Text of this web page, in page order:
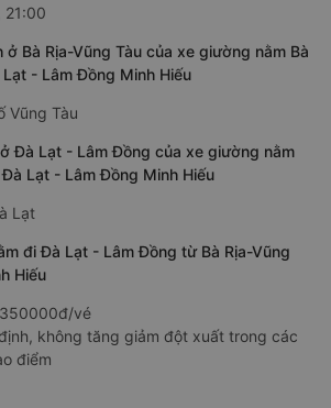
21:00
Bà Rịa-Vũng Tàu của xe giường nằm Bà
- Lâm Đồng Minh Hiếu
Vũng Tàu
Đà Lạt - Lâm Đồng của xe giường nằm
Đà Lạt - Lâm Đồng Minh Hiếu
Lạt
đi Đà Lạt - Lâm Đồng từ Bà Rịa-Vũng
Hiếu
vé
không tăng giảm đột xuất trong các
điểm